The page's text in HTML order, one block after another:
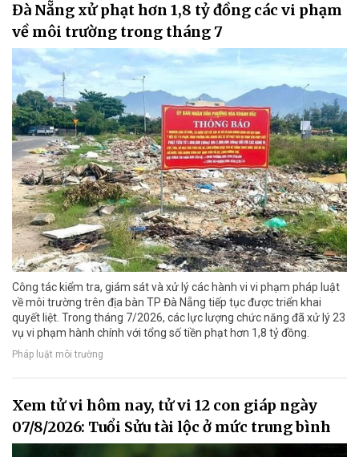
Đà Nẵng xử phạt hơn 1,8 tỷ đồng các vi phạm
về môi trường trong tháng 7
Công tác kiểm tra, giám sát và xử lý các hành vi vi phạm pháp luật
về môi trường trên địa bàn TP Đà Nẵng tiếp tục được triển khai
quyết liệt. Trong tháng 7/2026, các lực lượng chức năng đã xử lý 23
vụ vi phạm hành chính với tổng số tiền phạt hơn 1,8 tỷ đồng.
Pháp luật môi trường
Xem tử vi hôm nay, tử vi 12 con giáp ngày
07/8/2026: Tuổi Sửu tài lộc ở mức trung bình